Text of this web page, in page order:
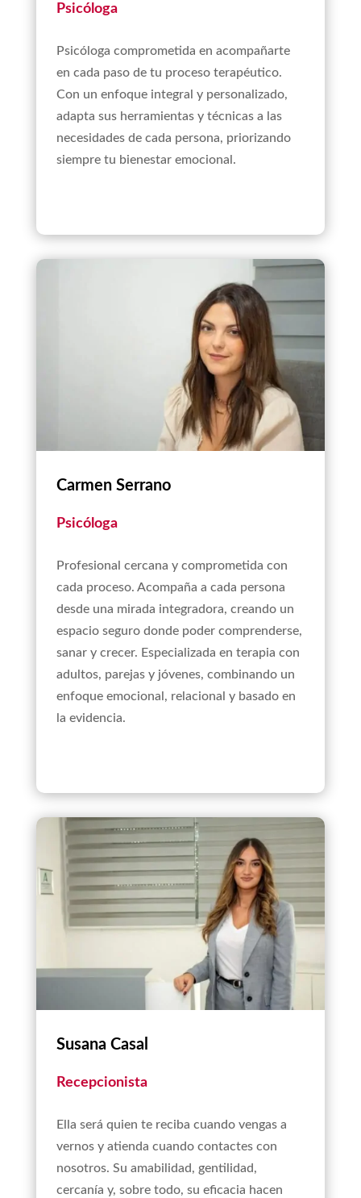
Psicóloga
Psicóloga comprometida en acompañarte
en cada paso de tu proceso terapéutico.
Con un enfoque integral y personalizado,
adapta sus herramientas y técnicas a las
necesidades de cada persona, priorizando
siempre tu bienestar emocional.
Carmen Serrano
Psicóloga
Profesional cercana y comprometida con
cada proceso. Acompaña a cada persona
desde una mirada integradora, creando un
espacio seguro donde poder comprenderse,
sanar y crecer. Especializada en terapia con
adultos, parejas y jóvenes, combinando un
enfoque emocional, relacional y basado en
la evidencia.
Susana Casal
Recepcionista
Ella será quien te reciba cuando vengas a
vernos y atienda cuando contactes con
nosotros. Su amabilidad, gentilidad,
cercanía y, sobre todo, su eficacia hacen